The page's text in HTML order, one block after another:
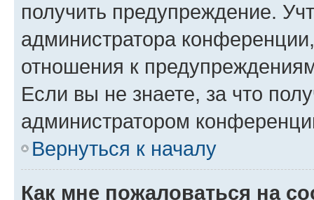
получить предупреждение.
администратора
отношения к
Если вы не знаете, за что
администратором
Вернуться к началу
Как мне пожаловаться на